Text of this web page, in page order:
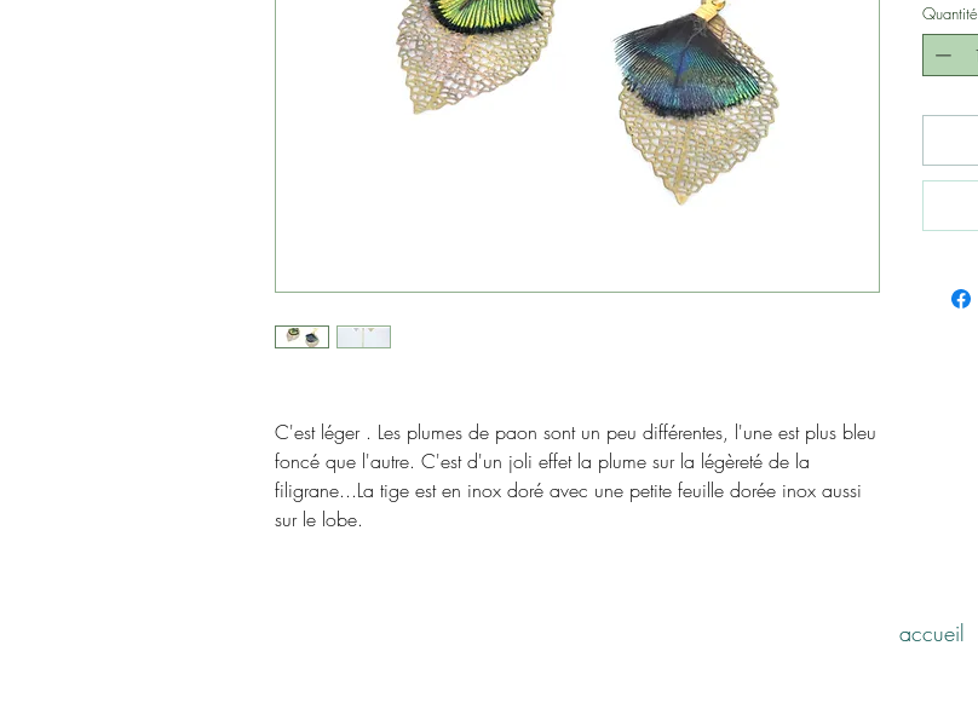
C'est léger . Les plumes de paon sont un peu différentes, l'une est plus bleu
foncé que l'autre. C'est d'un joli effet la plume sur la légèreté de la
filigrane...La tige est en inox doré avec une petite feuille dorée inox aussi
sur le lobe.
Quantité
accueil